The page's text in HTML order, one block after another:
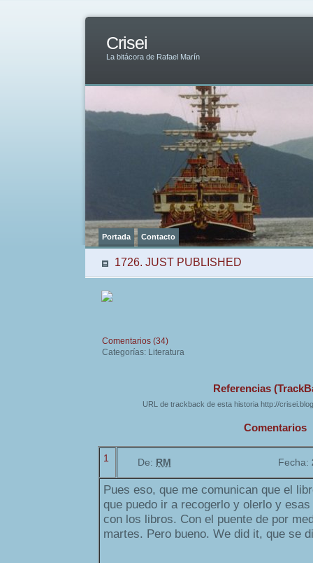
Crisei
La bitácora de Rafael Marín
Portada Contacto
1726. JUST PUBLISHED
Comentarios (34)
Categorías: Literatura
Referencias
URL de trackback de esta historia http://
Comentarios
1 De: RM Fecha:
Pues eso, que me comunican que el
que puedo ir a recogerlo y olerlo y
con los libros. Con el puente de por
martes. Pero bueno. We did it, que se